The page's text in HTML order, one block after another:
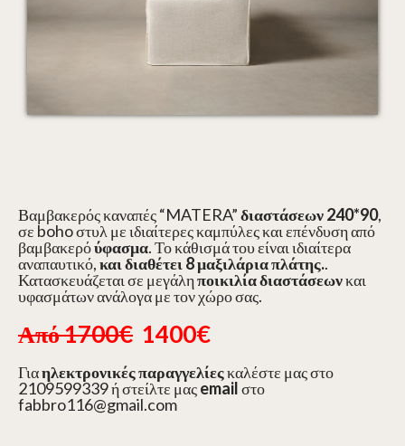
Βαμβακερός καναπές “MATERA”διαστάσεων 240*90,
σε boho στυλ με ιδιαίτερες καμπύλες και επένδυση από
βαμβακερόύφασμα. Το κάθισμά του είναι ιδιαίτερα
αναπαυτικό,και διαθέτει 8 μαξιλάρια πλάτης..
Κατασκευάζεται σε μεγάληποικιλία διαστάσεωνκαι
υφασμάτων ανάλογα με τον χώρο σας.
Από 1700€ 1400€
Γιαηλεκτρονικές παραγγελίεςκαλέστε μας στο
2109599339 ή στείλτε μαςemailστο
fabbro116@gmail.com